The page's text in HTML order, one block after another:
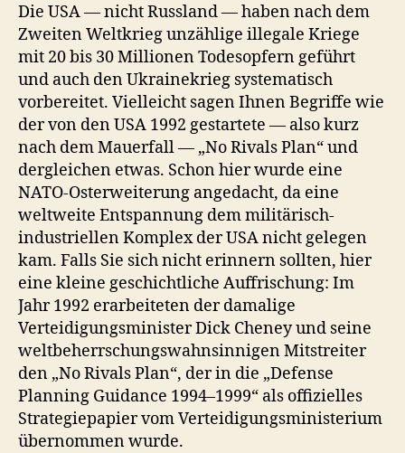
Die USA — nicht Russland — haben nach dem
Zweiten Weltkrieg unzählige illegale Kriege
mit 20 bis 30 Millionen Todesopfern geführt
und auch den Ukrainekrieg systematisch
vorbereitet. Vielleicht sagen Ihnen Begriffe wie
der von den USA 1992 gestartete — also kurz
nach dem Mauerfall — „No Rivals Plan“ und
dergleichen etwas. Schon hier wurde eine
NATO-Osterweiterung angedacht, da eine
weltweite Entspannung dem militärisch-
industriellen Komplex der USA nicht gelegen
kam. Falls Sie sich nicht erinnern sollten, hier
eine kleine geschichtliche Auffrischung: Im
Jahr 1992 erarbeiteten der damalige
Verteidigungsminister Dick Cheney und seine
weltbeherrschungswahnsinnigen Mitstreiter
den „No Rivals Plan“, der in die „Defense
Planning Guidance 1994–1999“ als offizielles
Strategiepapier vom Verteidigungsministerium
übernommen wurde.